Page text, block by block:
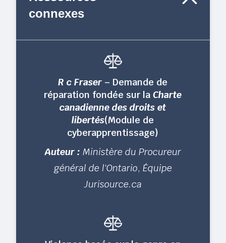
connexes
R c Fraser – Demande de
réparation fondée sur laCharte
canadienne des droits et
libertés(Module de
cyberapprentissage)
Auteur : Ministère du Procureur
général de l'Ontario, Équipe
Jurisource.ca